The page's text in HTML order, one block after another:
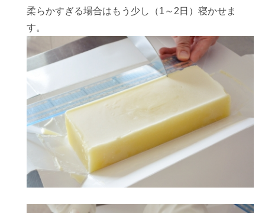
柔らかすぎる場合はもう少し（1～2日）寝かせま
す。